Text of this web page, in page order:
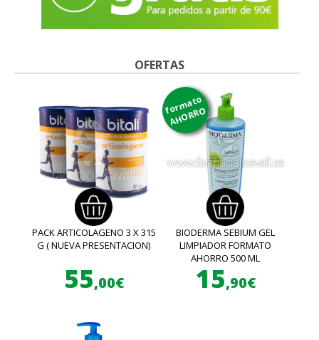
OFERTAS
PACK ARTICOLAGENO 3 X 315
G ( NUEVA PRESENTACION)
55,00€
formato
AHORRO
BIODERMA SEBIUM GEL
LIMPIADOR FORMATO
AHORRO 500 ML
15,90€